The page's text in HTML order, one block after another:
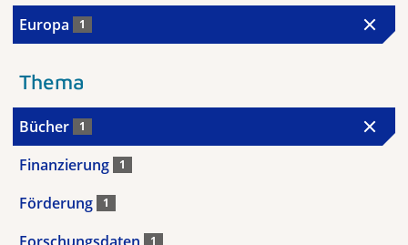
Europa 1
Thema
Bücher 1
Finanzierung 1
Förderung 1
1